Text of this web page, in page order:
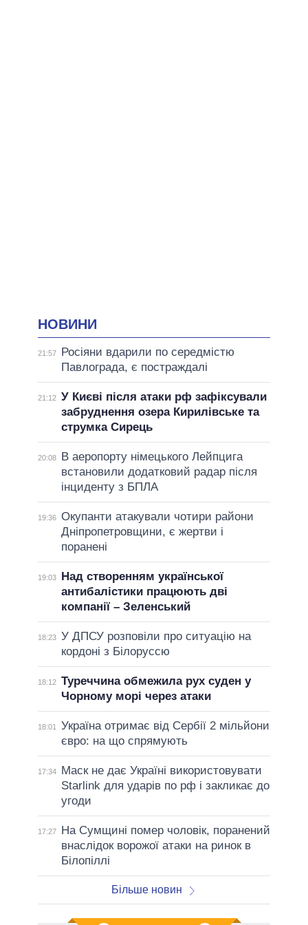
НОВИНИ
21:57
Росіяни вдарили по середмістю
Павлограда, є постраждалі
21:12 У Києві після атаки рф зафіксували
забруднення озера Кирилівське та
струмка Сирець
20:08
В аеропорту німецького Лейпцига
встановили додатковий радар після
інциденту з БПЛА
19:36 Окупанти атакували чотири райони
Дніпропетровщини, є жертви і
поранені
19:03
Над створенням української
антибалістики працюють дві
компанії – Зеленський
18:23 У ДПСУ розповіли про ситуацію на
кордоні з Білоруссю
18:12 Туреччина обмежила рух суден у
Чорному морі через атаки
18:01
Україна отримає від Сербії 2 мільйони
євро: на що спрямують
17:34
Маск не дає Україні використовувати
Starlink для ударів по рф і закликає до
угоди
17:27
На Сумщині помер чоловік, поранений
внаслідок ворожої атаки на ринок в
Білопіллі
Більше новин